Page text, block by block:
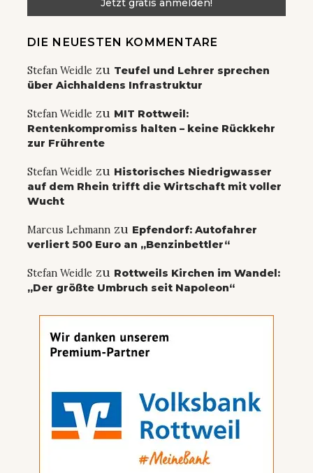
DIE NEUESTEN KOMMENTARE
Stefan Weidle zu Teufel und Lehrer sprechen
über Aichhaldens Infrastruktur
Stefan Weidle zu MIT Rottweil:
Rentenkompromiss halten – keine Rückkehr
zur Frührente
Stefan Weidle zu Historisches Niedrigwasser
auf dem Rhein trifft die Wirtschaft mit voller
Wucht
Marcus Lehmann zu Epfendorf: Autofahrer
verliert 500 Euro an „Benzinbettler“
Stefan Weidle zu Rottweils Kirchen im Wandel:
„Der größte Umbruch seit Napoleon“